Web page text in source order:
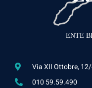
ENTE
Via XII Ottobre,
010 59.59.490